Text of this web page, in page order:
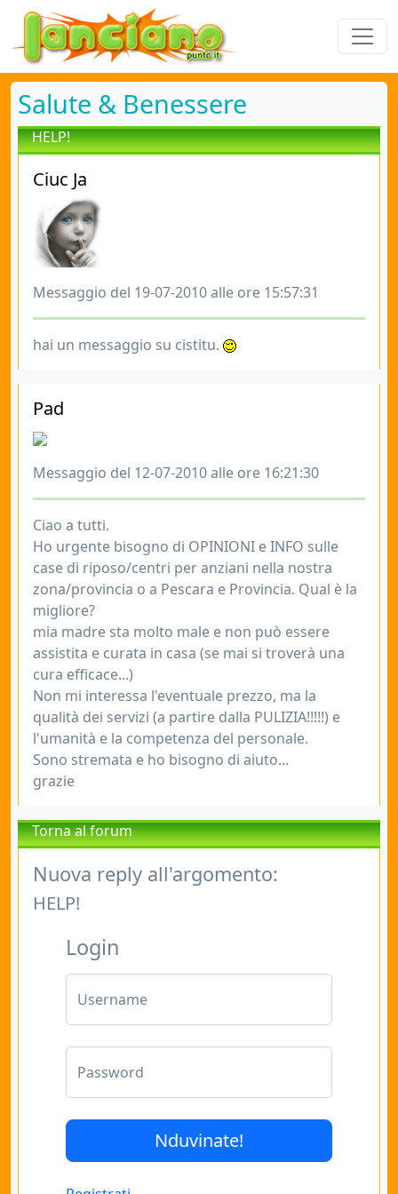
Salute & Benessere
HELP!
Ciuc Ja
Messaggio del 19-07-2010 alle ore 15:57:31
hai un messaggio su cistitu.
Pad
Messaggio del 12-07-2010 alle ore 16:21:30
Ciao a tutti.
Ho urgente bisogno di OPINIONI e INFO sulle
case di riposo/centri per anziani nella nostra
zona/provincia o a Pescara e Provincia. Qual è la
migliore?
mia madre sta molto male e non può essere
assistita e curata in casa (se mai si troverà una
cura efficace...)
Non mi interessa l'eventuale prezzo, ma la
qualità dei servizi (a partire dalla PULIZIA!!!!!) e
l'umanità e la competenza del personale.
Sono stremata e ho bisogno di aiuto...
grazie
Torna al forum
Nuova reply all'argomento:
HELP!
Login
Username
Password